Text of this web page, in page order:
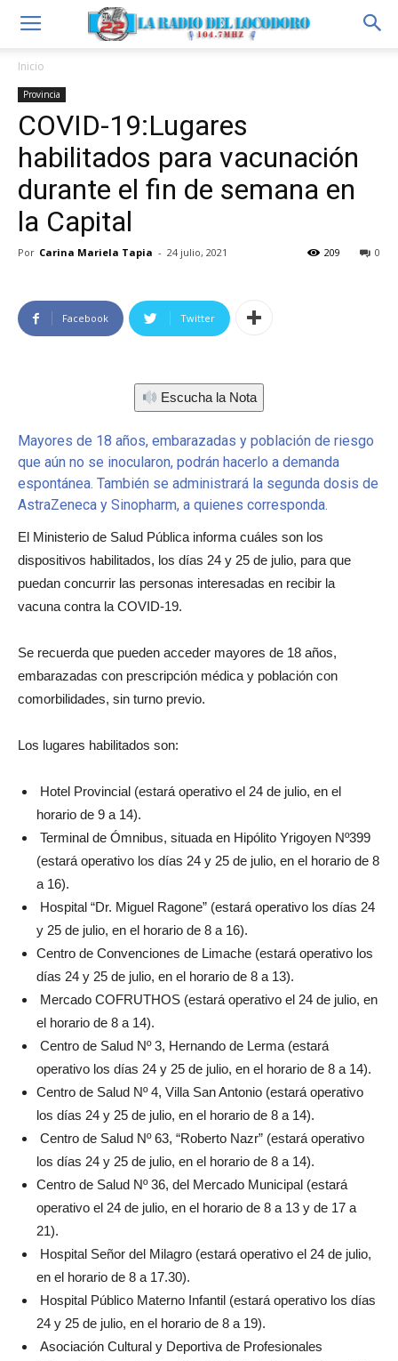
Inicio
Provincia
COVID-19:Lugares
habilitados para vacunación
durante el fin de semana en
la Capital
Por Carina Mariela Tapia - 24 julio, 2021 0
209
Facebook Twitter
Escucha la Nota
Mayores de 18 años, embarazadas y población de riesgo
que aún no se inocularon, podrán hacerlo a demanda
espontánea. También se administrará la segunda dosis de
AstraZeneca y Sinopharm, a quienes corresponda.
El Ministerio de Salud Pública informa cuáles son los
dispositivos habilitados, los días 24 y 25 de julio, para que
puedan concurrir las personas interesadas en recibir la
vacuna contra la COVID-19.
Se recuerda que pueden acceder mayores de 18 años,
embarazadas con prescripción médica y población con
comorbilidades, sin turno previo.
Los lugares habilitados son:
Hotel Provincial (estará operativo el 24 de julio, en el
horario de 9 a 14).
Terminal de Ómnibus, situada en Hipólito Yrigoyen Nº399
(estará operativo los días 24 y 25 de julio, en el horario de 8
a 16).
Hospital “Dr. Miguel Ragone” (estará operativo los días 24
y 25 de julio, en el horario de 8 a 16).
Centro de Convenciones de Limache (estará operativo los
días 24 y 25 de julio, en el horario de 8 a 13).
Mercado COFRUTHOS (estará operativo el 24 de julio, en
el horario de 8 a 14).
Centro de Salud Nº 3, Hernando de Lerma (estará
operativo los días 24 y 25 de julio, en el horario de 8 a 14).
Centro de Salud Nº 4, Villa San Antonio (estará operativo
los días 24 y 25 de julio, en el horario de 8 a 14).
Centro de Salud Nº 63, “Roberto Nazr” (estará operativo
los días 24 y 25 de julio, en el horario de 8 a 14).
Centro de Salud Nº 36, del Mercado Municipal (estará
operativo el 24 de julio, en el horario de 8 a 13 y de 17 a
21).
Hospital Señor del Milagro (estará operativo el 24 de julio,
en el horario de 8 a 17.30).
Hospital Público Materno Infantil (estará operativo los días
24 y 25 de julio, en el horario de 8 a 19).
Asociación Cultural y Deportiva de Profesionales